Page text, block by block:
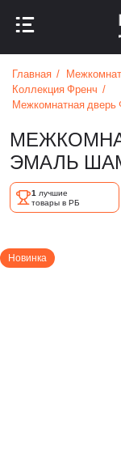
НАЗАД В МЕНЮ
НАЗАД В МЕНЮ
Главная
Коллекция Френч
Межкомнатная
ЭМАЛЬ
1 лучшие
товары в РБ
Новинка